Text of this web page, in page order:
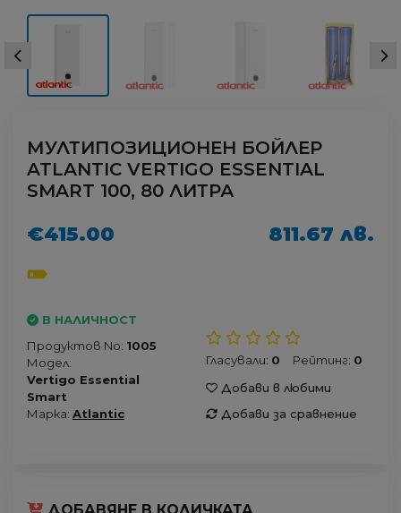
МУЛТИПОЗИЦИОНЕН БОЙЛЕР
ATLANTIC VERTIGO ESSENTIAL
SMART 100, 80 ЛИТРА
€415.00 811.67 лв.
В НАЛИЧНОСТ
Продуктов No: 1005
Модел:
Vertigo Essential
Smart
Марка: Atlantic
Гласували: 0 Рейтинг: 0
Добави в любими
Добави за сравнение